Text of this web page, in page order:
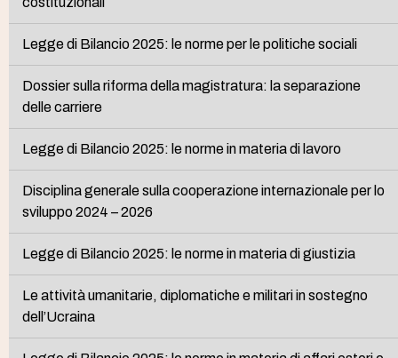
Legge di Bilancio 2025: le norme per le politiche sociali
Dossier sulla riforma della magistratura: la separazione
delle carriere
Legge di Bilancio 2025: le norme in materia di lavoro
Disciplina generale sulla cooperazione internazionale per lo
sviluppo 2024 – 2026
Legge di Bilancio 2025: le norme in materia di giustizia
Le attività umanitarie, diplomatiche e militari in sostegno
dell’Ucraina